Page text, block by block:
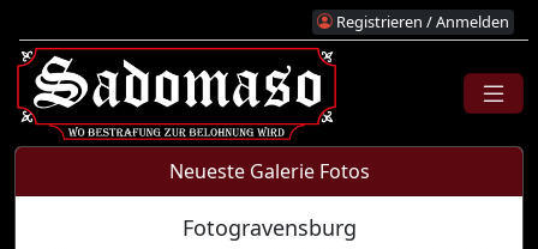
Registrieren / Anmelden
Neueste Galerie Fotos
Fotogravensburg